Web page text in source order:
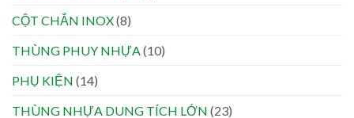
CỘT CHẮN INOX(8)
THÙNG PHUY NHỰA(10)
PHỤ KIỆN (14)
THÙNG NHỰA DUNG TÍCH LỚN (23)